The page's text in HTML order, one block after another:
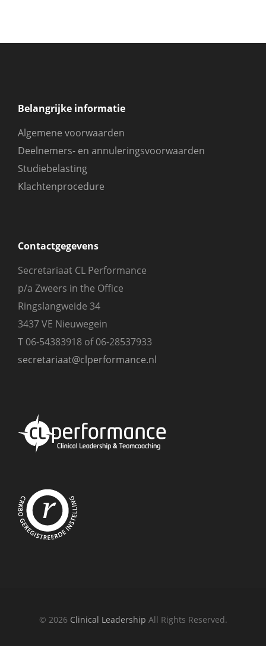
Belangrijke informatie
Algemene voorwaarden
Deelnemers- en annuleringsvoorwaarden
Studiebelasting
Klachtenprocedure
Contactgegevens
Secretariaat CL Performance
p/a Zweers in the Office
Ringslangweide 34
3437 VE Nieuwegein
T 06-54383918 of 06-28537933
secretariaat@clperformance.nl
© 2026 Clinical Leadership All Rights Reserved.